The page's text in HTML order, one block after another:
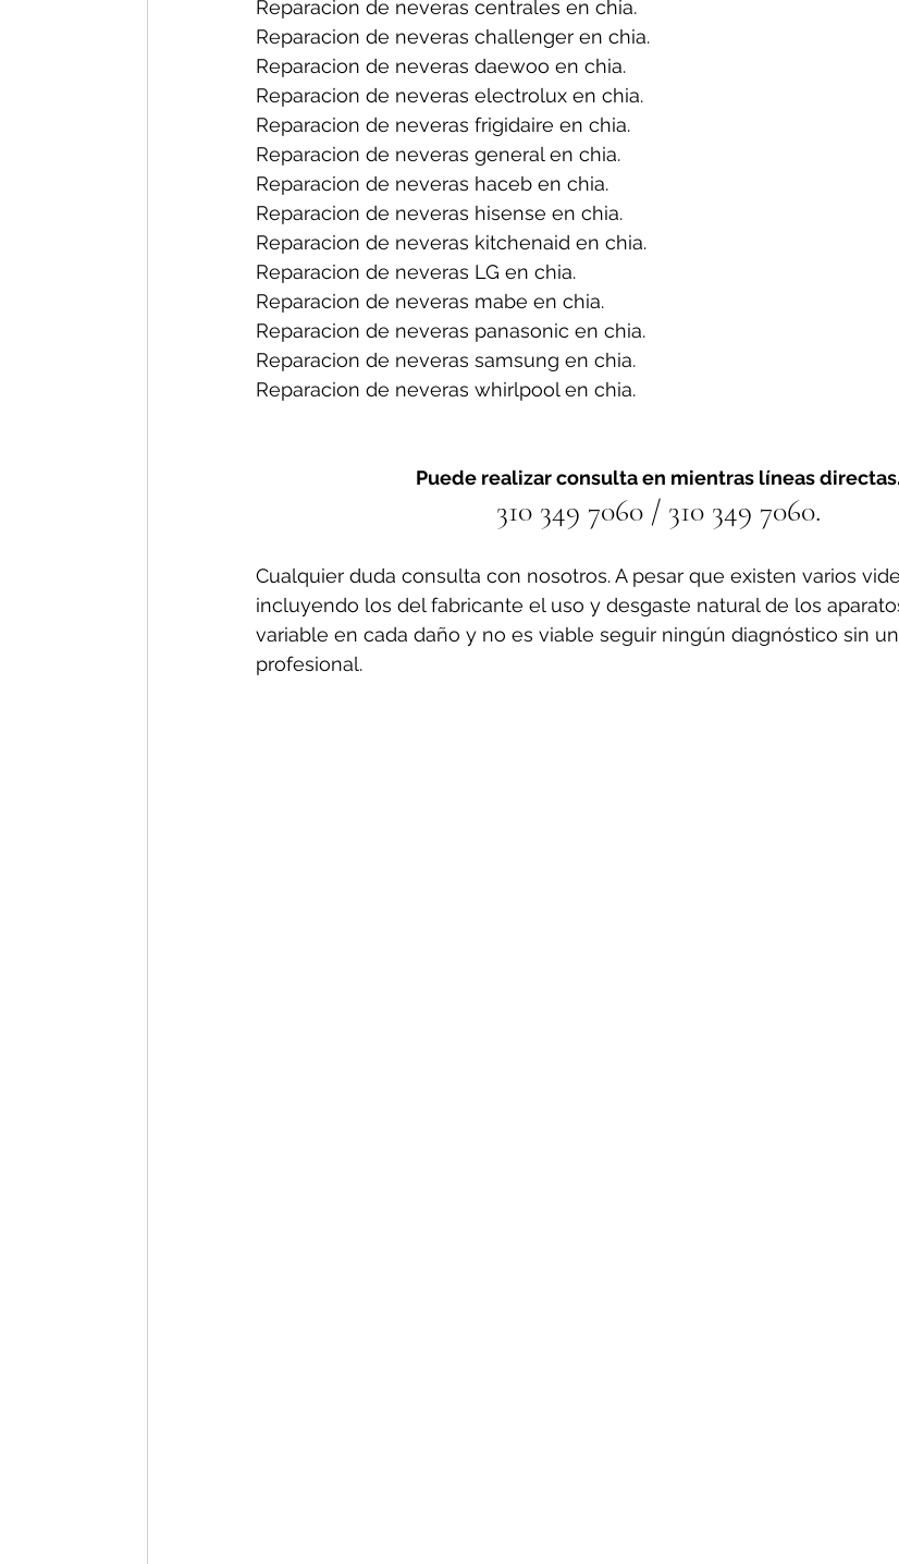
Reparacion de neveras centrales en chia.
Reparacion de neveras challenger en chia.
Reparacion de neveras daewoo en chia.
Reparacion de neveras electrolux en chia.
Reparacion de neveras frigidaire en chia.
Reparacion de neveras general en chia.
Reparacion de neveras haceb en chia.
Reparacion de neveras hisense en chia.
Reparacion de neveras kitchenaid en chia.
Reparacion de neveras LG en chia.
Reparacion de neveras mabe en chia.
Reparacion de neveras panasonic en chia.
Reparacion de neveras samsung en chia.
Reparacion de neveras whirlpool en chia.
Puede realizar consulta en mientras líneas directas.
310 349 7060 / 310 349 7060.
Cualquier duda consulta con nosotros. A pesar que existen varios
incluyendo los del fabricante el uso y desgaste natural de los
variable en cada daño y no es viable seguir ningún diagnóstico sin
profesional.